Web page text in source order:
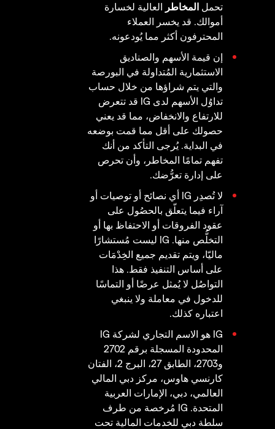
تحمل المخاطر العالية لخسارة
أموالك. قد يخسر العملاء
المحترفون أكثر مما يُودعونه.
إن قيمة الأسهم والصناديق
الاستثمارية المُتداولة في البورصة
والتي يتم شراؤها من خلال حساب
تداوُل الأسهم لدى IG قد تتعرض
للارتفاع والانخفاض، مما قد يعني
حصولك على أقل مما قمت بوضعه
في البداية. يُرجى التأكد من أنك
تفهم تمامًا المخاطر، وأن تحرص
على إدارة تعرُّضك.
لا تُصدِر IG أي نصائح أو توصيات أو
آراء فيما يتعلّق بالحصُول على
عقود الفروقات أو الاحتفاظ بها أو
التخلُّص منها. IG ليست مُستشارًا
ماليّا، ويتم تقديم جميع الخِدْمَات
على أساس التنفيذ فقط. هذا
التواصُل لا يُمثل عرضًا أو التماسًا
للدخول في معاملة ولا ينبغي
اعتباره كذلك.
IG هو الاسم التجاري لشركة IG
المحدودة المسجلة برقم 2702
و2703، الطابق 27، البرج 2، الفتان
كارنسي هاوس، مركز دبي المالي
العالمي، دبي، الإمارات العربية
المتحدة. IG مُرخصة من طرف
سلطة دبي للخدمات المالية تحت